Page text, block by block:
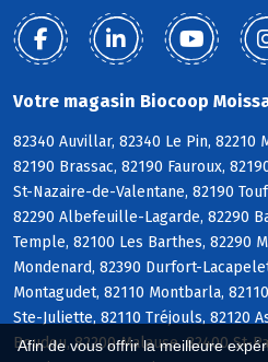
Afin de vous offrir la meilleure
Votre magasin Biocoop
82340 Auvillar, 82340 Le Pin, 82210
82190 Brassac, 82190 Fauroux,
St-Nazaire-de-Valentane, 82190
82290 Albefeuille-Lagarde, 82290
Temple, 82100 Les Barthes, 82290
Mondenard, 82390 Durfort-
Montagudet, 82110 Montbarla,
Ste-Juliette, 82110 Tréjouls, 82120
Boudou, 82200 Malause, 82400 St-